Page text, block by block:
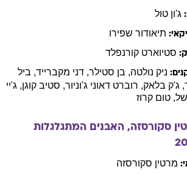
ג'ון טול
תיאודור שפירו
סטיוארט קורנפלד
ניק נולטה, בן סטילר, דני מקברייד, ביל
, ג'ק בלאק, רוברט דאוני ג'וניור, סטיב קוגן, ג'יי
, טום קרוז
סקורסזה, האבנים המתגלגלות
מרטין סקורסזה